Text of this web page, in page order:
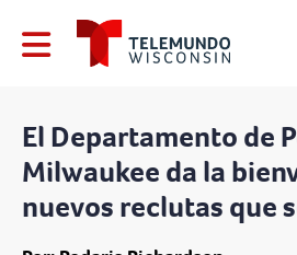
El Departamento de
Milwaukee da la
nuevos reclutas que